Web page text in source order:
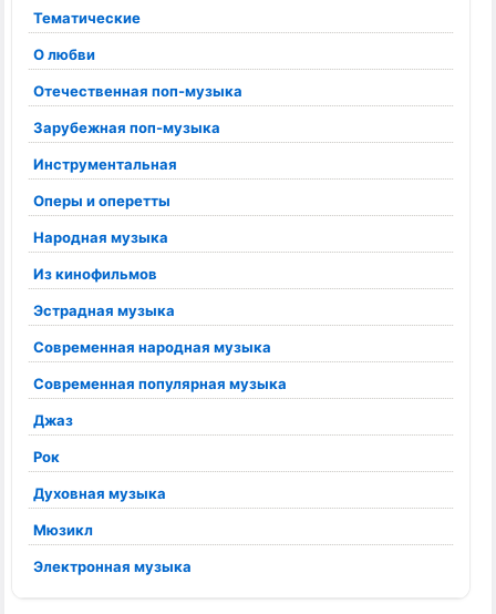
Тематические
О любви
Отечественная поп-музыка
Зарубежная поп-музыка
Инструментальная
Оперы и оперетты
Народная музыка
Из кинофильмов
Эстрадная музыка
Современная народная музыка
Современная популярная музыка
Джаз
Рок
Духовная музыка
Мюзикл
Электронная музыка